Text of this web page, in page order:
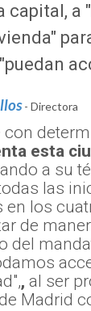
capital, a
- Directora
con
esta
a su
las
en los
de
del
, al ser
Madrid